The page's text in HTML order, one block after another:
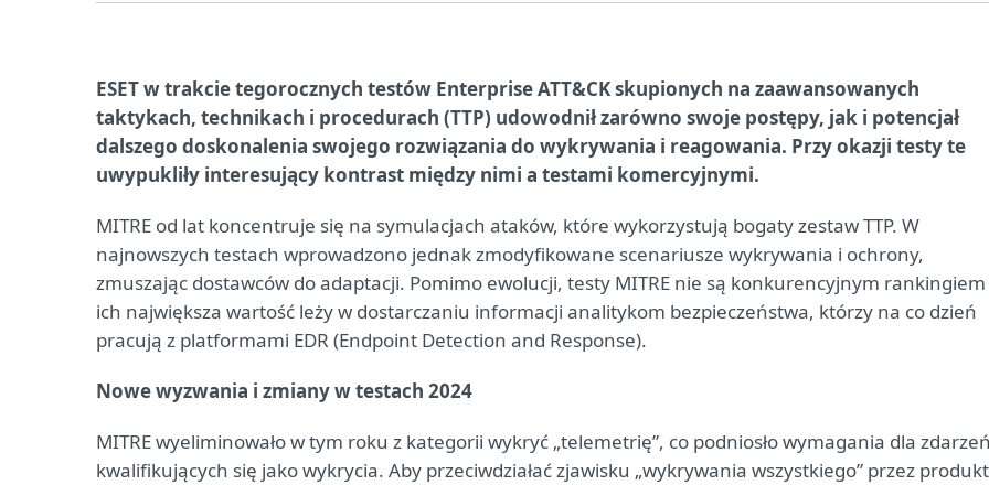
ESET w trakcie tegorocznych testów Enterprise ATT&CK skupionych na zaawansowanych
taktykach, technikach i procedurach (TTP) udowodnił zarówno swoje postępy, jak i potencjał
dalszego doskonalenia swojego rozwiązania do wykrywania i reagowania. Przy okazji testy te
uwypukliły interesujący kontrast między nimi a testami komercyjnymi.
MITRE od lat koncentruje się na symulacjach ataków, które wykorzystują bogaty zestaw TTP. W
najnowszych testach wprowadzono jednak zmodyfikowane scenariusze wykrywania i ochrony,
zmuszając dostawców do adaptacji. Pomimo ewolucji, testy MITRE nie są konkurencyjnym rankingiem
ich największa wartość leży w dostarczaniu informacji analitykom bezpieczeństwa, którzy na co dzień
pracują z platformami EDR (Endpoint Detection and Response).
Nowe wyzwania i zmiany w testach 2024
MITRE wyeliminowało w tym roku z kategorii wykryć „telemetrię”, co podniosło wymagania dla
kwalifikujących się jako wykrycia. Aby przeciwdziałać zjawisku „wykrywania wszystkiego” przez